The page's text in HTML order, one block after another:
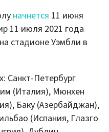
начнется 11 июня
11 июля 2021 года
стадионе Уэмбли в
Санкт-Петербург
(Италия), Мюнхен
Баку (Азербайджан),
(Испания, Глазго